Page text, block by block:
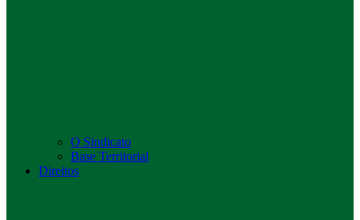
O Sindicato
Base Territorial
Direitos